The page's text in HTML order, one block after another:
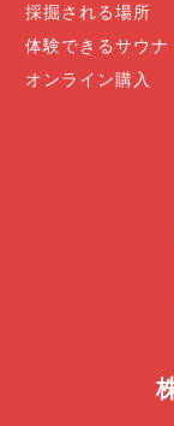
採掘される場所
体験できるサウナ
オンライン購入